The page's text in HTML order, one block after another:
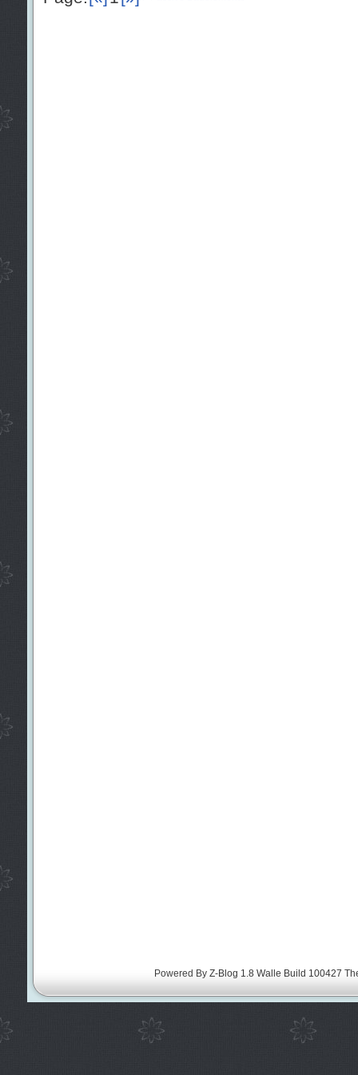
Powered By Z-Blog 1.8 Walle Build 100427